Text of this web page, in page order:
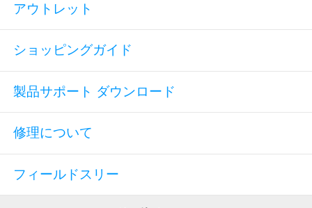
アウトレット
ショッピングガイド
製品サポート ダウンロード
修理について
フィールドスリー